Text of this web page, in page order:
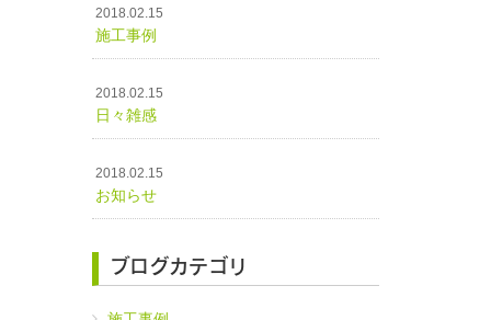
2018.02.15
施工事例
2018.02.15
日々雑感
2018.02.15
お知らせ
ブログカテゴリ